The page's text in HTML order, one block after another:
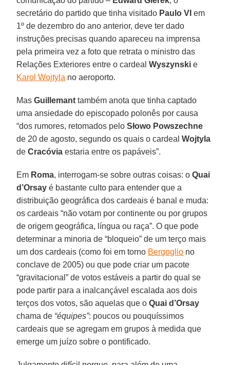
secretário do partido que tinha visitado Paulo VI em
1º de dezembro do ano anterior, deve ter dado
instruções precisas quando apareceu na imprensa
pela primeira vez a foto que retrata o ministro das
Relações Exteriores entre o cardealWyszynski e
Karol Wojtyla no aeroporto.
MasGuillemant também anota que tinha captado
uma ansiedade do episcopado polonês por causa
“dos rumores, retomados peloSłowo Powszechne
de 20 de agosto, segundo os quais o cardealWojtyla
deCracóvia estaria entre os papáveis”.
Em Roma, interrogam-se sobre outras coisas: oQuai
d’Orsay é bastante culto para entender que a
distribuição geográfica dos cardeais é banal e muda:
os cardeais “não votam por continente ou por grupos
de origem geográfica, língua ou raça”. O que pode
determinar a minoria de “bloqueio” de um terço mais
um dos cardeais (como foi em torno Bergoglio no
conclave de 2005) ou que pode criar um pacote
“gravitacional” de votos estáveis a partir do qual se
pode partir para a inalcançável escalada aos dois
terços dos votos, são aquelas que oQuai d’Orsay
chama de “équipes”: poucos ou pouquíssimos
cardeais que se agregam em grupos à medida que
emerge um juízo sobre o pontificado.